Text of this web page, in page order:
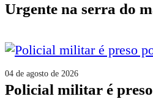
urgente na serra do
04 de agosto de 2026
policial militar é